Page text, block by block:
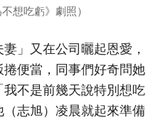
想吃虧》劇照）
」又在公司曬起恩愛，
便當，同事們好奇問她
不是前幾天說特別想吃
志旭）凌晨就起來準備